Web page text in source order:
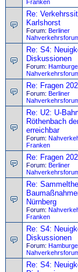
Franken
Re:
Karlshorst
Forum: Berliner
Re: S4:
Diskussionen
Forum:
Re: Fragen
Forum: Berliner
Re: U2: U-
Röthenbach
erreichbar
Forum:
Franken
Re: Fragen
Forum: Berliner
Re:
Nürnberg
Forum:
Franken
Re: S4:
Diskussionen
Forum:
Re: S4: